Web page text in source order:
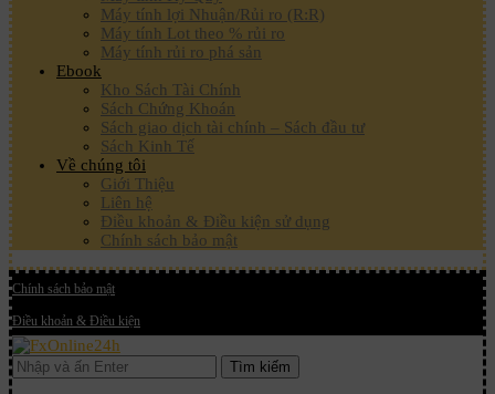
Máy tính lợi Nhuận/Rủi ro (R:R)
Máy tính Lot theo % rủi ro
Máy tính rủi ro phá sản
Ebook
Kho Sách Tài Chính
Sách Chứng Khoán
Sách giao dịch tài chính – Sách đầu tư
Sách Kinh Tế
Về chúng tôi
Giới Thiệu
Liên hệ
Điều khoản & Điều kiện sử dụng
Chính sách bảo mật
Chính sách bảo mật
Điều khoản & Điều kiện
Tìm kiếm